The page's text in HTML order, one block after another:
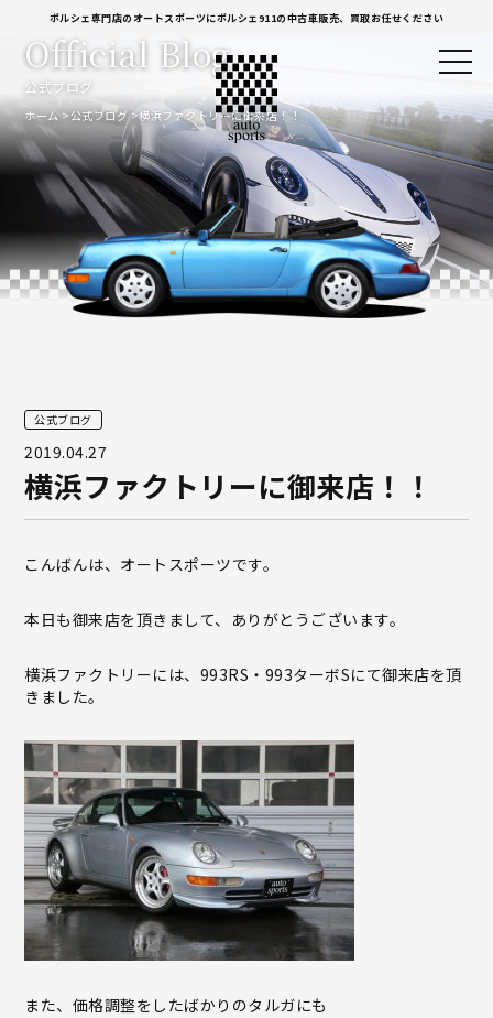
ポルシェ専門店のオートスポーツにポルシェ911の中古車販売、買取お任せください
公式ブログ
Official Blog
ホーム 公式ブログ 横浜ファクトリーに御来店！！
公式ブログ
2019.04.27
横浜ファクトリーに御来店！！
こんばんは、オートスポーツです。
本日も御来店を頂きまして、ありがとうございます。
横浜ファクトリーには、993RS・993ターボSにて御来店を頂
きました。
また、価格調整をしたばかりのタルガにも